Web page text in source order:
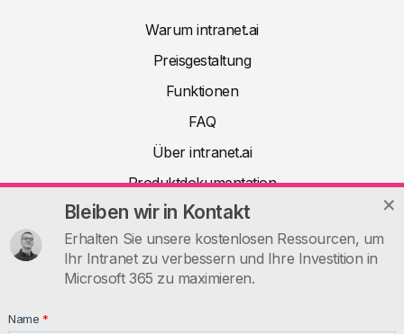
Bleiben wir in Kontakt
Erhalten Sie unsere kostenlosen Ressourcen, um
Ihr Intranet zu verbessern und Ihre Investition in
Microsoft 365 zu maximieren.
Name *
Warum intranet.ai
Preisgestaltung
Funktionen
FAQ
Über intranet.ai
Produktdokumentation
Artikel
Nützliche Ressourcen
Kontakt